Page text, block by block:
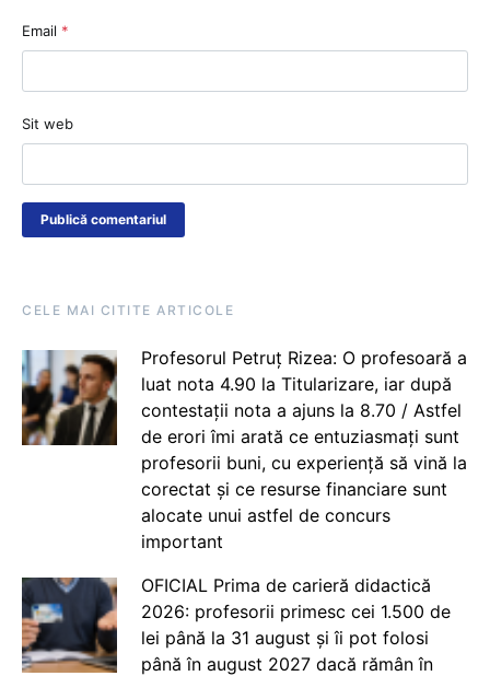
Email *
Sit web
CELE MAI CITITE ARTICOLE
Profesorul Petruț Rizea: O profesoară a
luat nota 4.90 la Titularizare, iar după
contestații nota a ajuns la 8.70 / Astfel
de erori îmi arată ce entuziasmați sunt
profesorii buni, cu experiență să vină la
corectat și ce resurse financiare sunt
alocate unui astfel de concurs
important
OFICIAL Prima de carieră didactică
2026: profesorii primesc cei 1.500 de
lei până la 31 august și îi pot folosi
până în august 2027 dacă rămân în